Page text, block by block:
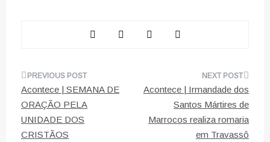
Navegação
de
artigos
Acontece | SEMANA DE
ORAÇÃO PELA
UNIDADE DOS
CRISTÃOS
Acontece | Irmandade dos
Santos Mártires de
Marrocos realiza romaria
em Travassô